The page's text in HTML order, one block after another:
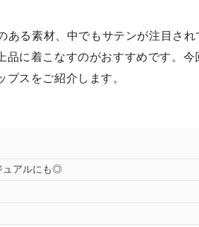
ある素材、中でもサテンが注目さ
品に着こなすのがおすすめです。今
プスをご紹介します。
ュアルにも◎